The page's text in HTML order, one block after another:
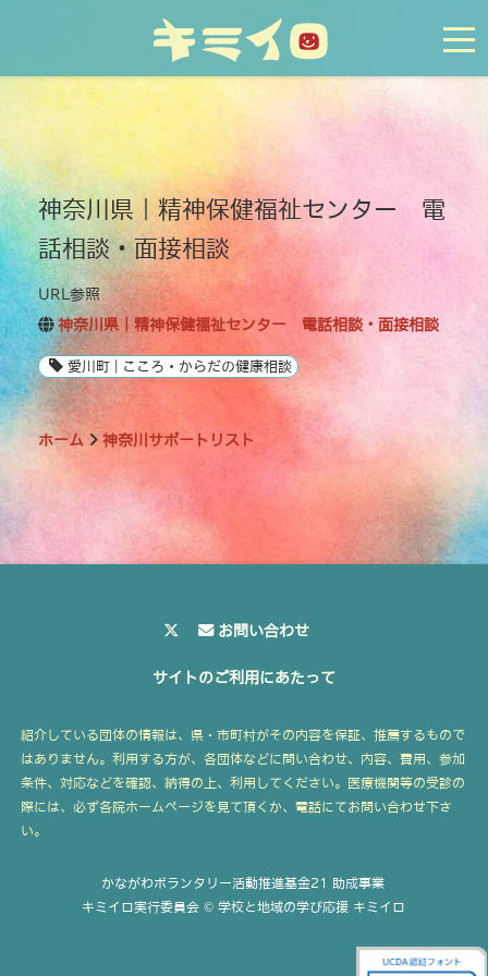
神奈川県｜精神保健福祉センター 電
話相談・面接相談
URL参照
神奈川県｜精神保健福祉センター 電話相談・面接相談
愛川町 | こころ・からだの健康相談
ホーム 神奈川サポートリスト
お問い合わせ
サイトのご利用にあたって
紹介している団体の情報は、県・市町村がその内容を保証、推薦するもので
はありません。利用する方が、各団体などに問い合わせ、内容、費用、参加
条件、対応などを確認、納得の上、利用してください。医療機関等の受診の
際には、必ず各院ホームページを見て頂くか、電話にてお問い合わせ下さ
い。
かながわボランタリー活動推進基金21 助成事業
キミイロ実行委員会 © 学校と地域の学び応援 キミイロ